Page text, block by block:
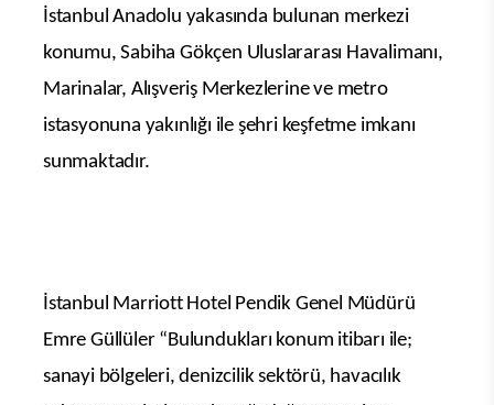
Nerolie Spa ve Fitness Merkezi çeşitli masaj
salonları, zengin ıslak zemin alternatifleri ve